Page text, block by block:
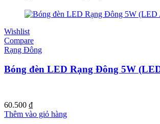
Wishlist
Compare
Rạng Đông
Bóng đèn
60.500 ₫
Thêm vào giỏ hàng